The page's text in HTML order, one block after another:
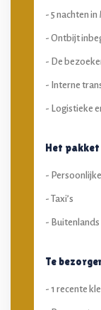
- 5 nachten
- Ontbijt
- De
- Interne
- Logistieke
Het
-
- Taxi’s
-
Te
- 1 recente